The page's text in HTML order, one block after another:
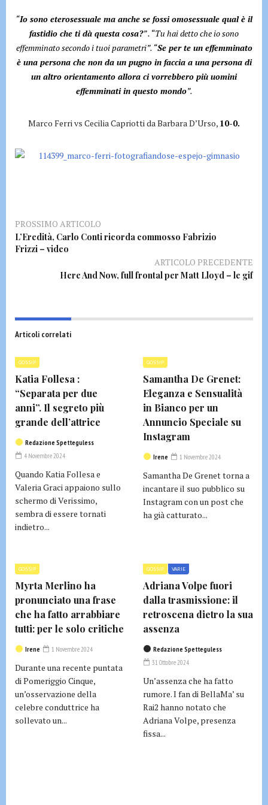
“Io sono eterosessuale ma anche se fossi omosessuale qual è il
fastidio che ti dà questa cosa?” . “Tu hai detto che io sono
effemminato secondo i tuoi parametri”. “Se per te un effemminato
è una persona che non da un pugno in faccia a una persona di
un altro orientamento allora ci vorrebbero più uomini
effemminati in questo mondo”.
Marco Ferri vs Cecilia Capriotti da Barbara D’Urso, 10-0.
PROSSIMO ARTICOLO
L’Eredità, Carlo Conti ricorda commosso Fabrizio
Frizzi – video
ARTICOLO PRECEDENTE
Here And Now, full frontal per Matt Lloyd – le gif
Articoli correlati
GOSSIP
Katia Follesa :
“Separata per due
anni”. Il segreto più
grande dell’attrice
Redazione Spetteguless
4 Novembre 2024
Quando Katia Follesa e
Valeria Graci appaiono sullo
schermo di Verissimo,
sembra di essere tornati
indietro...
GOSSIP
Samantha De Grenet:
Eleganza e Sensualità
in Bianco per un
Annuncio Speciale su
Instagram
Irene 1 Novembre 2024
Samantha De Grenet torna a
incantare il suo pubblico su
Instagram con un post che
ha già catturato...
GOSSIP
Myrta Merlino ha
pronunciato una frase
che ha fatto arrabbiare
tutti: per le solo critiche
Irene 1 Novembre 2024
Durante una recente puntata
di Pomeriggio Cinque,
un’osservazione della
celebre conduttrice ha
sollevato un...
GOSSIP VARIE
Adriana Volpe fuori
dalla trasmissione: il
retroscena dietro la sua
assenza
Redazione Spetteguless
31 Ottobre 2024
Un’assenza che ha fatto
rumore. I fan di BellaMa’ su
Rai2 hanno notato che
Adriana Volpe, presenza
fissa...